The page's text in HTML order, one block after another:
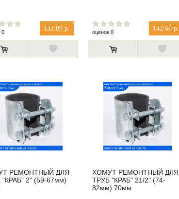
132.09 р.
0 142.60 р.
оценок 0
РЕМОНТНЫЙ ДЛЯ
2" (59-67мм)
ХОМУТ РЕМОНТНЫЙ ДЛЯ
ТРУБ "КРАБ" 21/2" (74-
82мм) 70мм